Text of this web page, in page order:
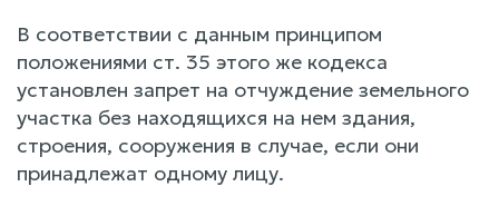
В соответствии с данным принципом
положениями ст. 35 этого же кодекса
установлен запрет на отчуждение земельного
участка без находящихся на нем здания,
строения, сооружения в случае, если они
принадлежат одному лицу.